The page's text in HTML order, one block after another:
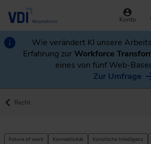
Konto
Wie verändert KI unsere
Erfahrung zurWorkforce
eines von fünf Web-
Zur Umfrage
Recht
Future of work Konnektivität Künstliche Intelligenz